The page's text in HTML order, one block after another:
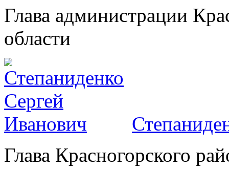
Глава администрации
области
Глава Красногорского